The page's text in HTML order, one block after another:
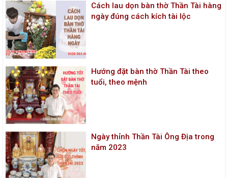
Cách lau dọn bàn thờ Thần Tài hàng
ngày đúng cách kích tài lộc
Hướng đặt bàn thờ Thần Tài theo
tuổi, theo mệnh
Ngày thỉnh Thần Tài Ông Địa trong
năm 2023